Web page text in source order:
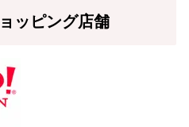
ッピング店舗